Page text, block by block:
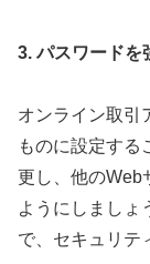
3. パスワードを
オンライン取引
ものに設定する
更し、他のWeb
ようにしましょ
で、セキュリテ